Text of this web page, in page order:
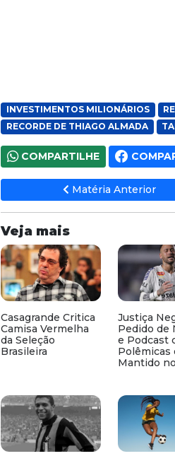
INVESTIMENTOS MILIONÁRIOS
RECORDE DE THIAGO ALMADA
COMPARTILHE
Matéria Anterior
Veja mais
Casagrande Critica
Camisa Vermelha
da Seleção
Brasileira
Justiça
Pedido de
e Podcast
Polêmicas
Mantido